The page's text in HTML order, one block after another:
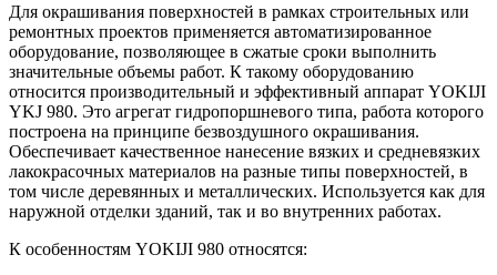
Для окрашивания поверхностей в рамках строительных или
ремонтных проектов применяется автоматизированное
оборудование, позволяющее в сжатые сроки выполнить
значительные объемы работ. К такому оборудованию
относится производительный и эффективный аппарат YOKIJI
YKJ 980. Это агрегат гидропоршневого типа, работа которого
построена на принципе безвоздушного окрашивания.
Обеспечивает качественное нанесение вязких и средневязких
лакокрасочных материалов на разные типы поверхностей, в
том числе деревянных и металлических. Используется как для
наружной отделки зданий, так и во внутренних работах.
К особенностям YOKIJI 980 относятся: